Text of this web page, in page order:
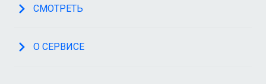
СМОТРЕТЬ
О СЕРВИСЕ